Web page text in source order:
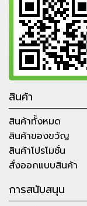
สินค้า
สินค้าทั้งหมด
สินค้าของขวัญ
สินค้าโปรโมชั่น
สั่งออกแบบสินค้า
การสนับสนุน